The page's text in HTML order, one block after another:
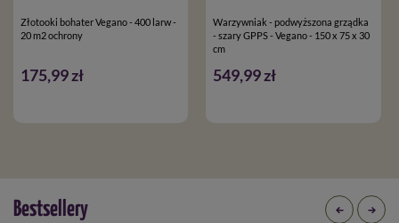
Złotooki bohater Vegano - 400 larw -
20 m2 ochrony
175,99 zł
Warzywniak - podwyższona grządka
- szary GPPS - Vegano - 150 x 75 x 30
cm
549,99 zł
Bestsellery